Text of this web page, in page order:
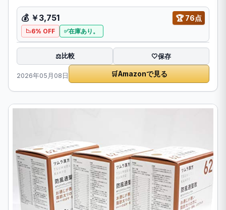
💰 ￥3,751 🏆 76点
6% OFF 在庫あり。
⚖️比較 🤍保存
2026年05月08日 🛒Amazonで見る